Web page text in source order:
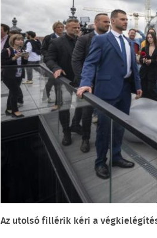
Az utolsó fillérik kéri a